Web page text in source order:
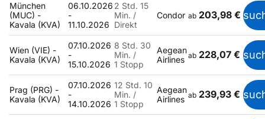
München
(MUC) -
Kavala (KVA)
06.10.2026
-
11.10.2026
2 Std. 15
Min. /
Direkt
Condor ab 203,98 €
Wien (VIE) -
Kavala (KVA)
07.10.2026
-
15.10.2026
8 Std. 30
Min. /
1 Stopp
Aegean
Airlines ab 228,07 €
Prag (PRG) -
Kavala (KVA)
07.10.2026
-
14.10.2026
12 Std. 10
Min. /
1 Stopp
Aegean
Airlines ab 239,93 €